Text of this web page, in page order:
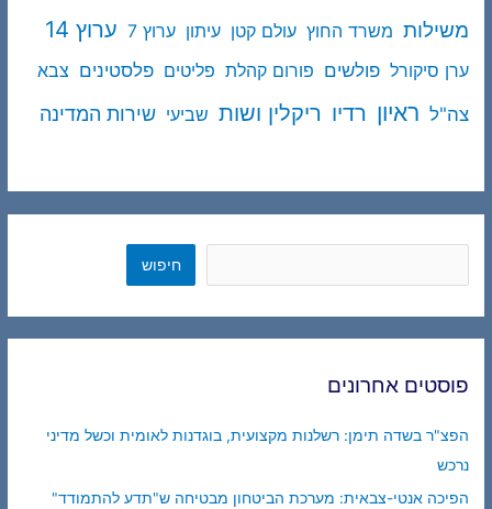
משילות משרד החוץ עולם קטן עיתון ערוץ 7 ערוץ 14
ערן סיקורל פולשים פורום קהלת פליטים פלסטינים צבא
צה"ל ראיון רדיו ריקלין ושות שביעי שירות המדינה
חיפוש
פוסטים אחרונים
הפצ"ר בשדה תימן: רשלנות מקצועית, בוגדנות לאומית וכשל מדיני
נרכש
הפיכה אנטי-צבאית: מערכת הביטחון מבטיחה ש"תדע להתמודד"